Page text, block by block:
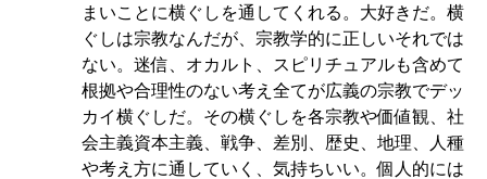
まいことに横ぐしを通してくれる。大好きだ。横
ぐしは宗教なんだが、宗教学的に正しいそれでは
ない。迷信、オカルト、スピリチュアルも含めて
根拠や合理性のない考え全てが広義の宗教でデッ
カイ横ぐしだ。その横ぐしを各宗教や価値観、社
会主義資本主義、戦争、差別、歴史、地理、人種
や考え方に通していく、気持ちいい。個人的には